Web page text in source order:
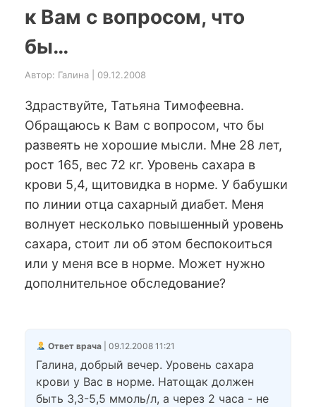
к Вам с вопросом, что
бы…
Автор: Галина | 09.12.2008
Здраствуйте, Татьяна Тимофеевна.
Обращаюсь к Вам с вопросом, что бы
развеять не хорошие мысли. Мне 28 лет,
рост 165, вес 72 кг. Уровень сахара в
крови 5,4, щитовидка в норме. У бабушки
по линии отца сахарный диабет. Меня
волнует несколько повышенный уровень
сахара, стоит ли об этом беспокоиться
или у меня все в норме. Может нужно
дополнительное обследование?
Ответ врача| 09.12.2008 11:21
Галина, добрый вечер. Уровень сахара
крови у Вас в норме. Натощак должен
быть 3,3-5,5 ммоль/л, а через 2 часа - не